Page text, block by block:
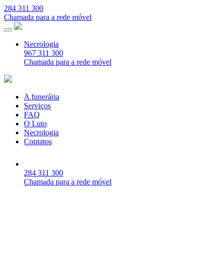
284 311 300
Chamada para a rede móvel
Necrologia
967 311 300
Chamada para a rede móvel
A funerária
Serviços
FAQ
O Luto
Necrologia
Contatos
284 311 300
Chamada para a rede móvel